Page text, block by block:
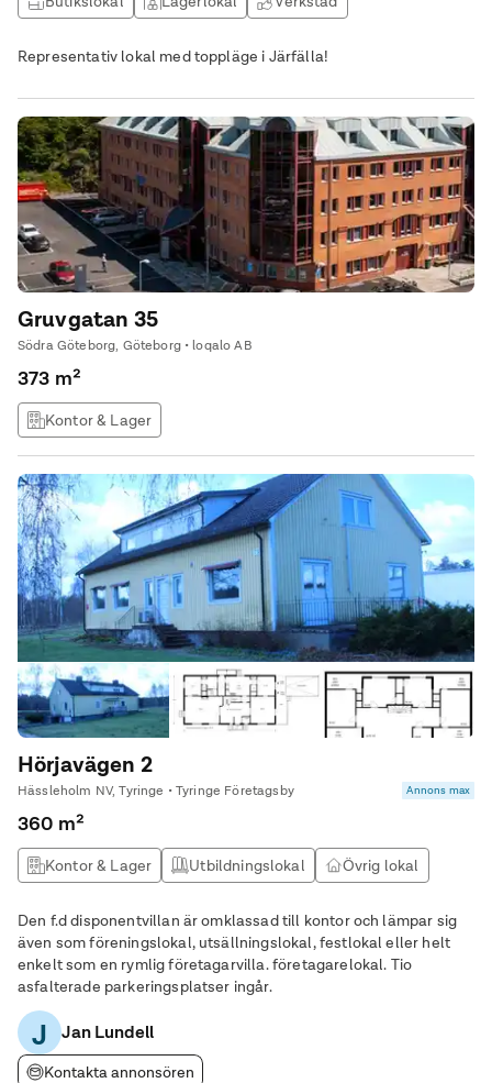
Representativ lokal med toppläge i Järfälla!
Gruvgatan 35
Södra Göteborg, Göteborg • loqalo AB
373 m²
Kontor & Lager
Hörjavägen 2
Hässleholm NV, Tyringe • Tyringe Företagsby Annons max
360 m²
Kontor & Lager Utbildningslokal Övrig lokal
Den f.d disponentvillan är omklassad till kontor och lämpar sig
även som föreningslokal, utsällningslokal, festlokal eller helt
enkelt som en rymlig företagarvilla. företagarelokal. Tio
asfalterade parkeringsplatser ingår.
J Jan Lundell
Kontakta annonsören